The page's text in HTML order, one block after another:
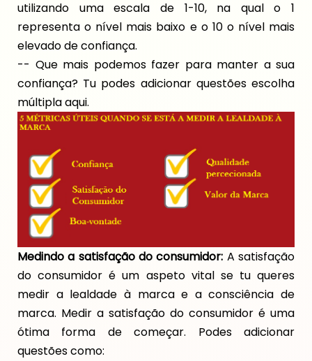
utilizando uma escala de 1-10, na qual o 1
representa o nível mais baixo e o 10 o nível mais
elevado de confiança.
-- Que mais podemos fazer para manter a sua
confiança? Tu podes adicionar questões escolha
múltipla aqui.
Medindo a satisfação do consumidor: A satisfação
do consumidor é um aspeto vital se tu queres
medir a lealdade à marca e a consciência de
marca. Medir a satisfação do consumidor é uma
ótima forma de começar. Podes adicionar
questões como: